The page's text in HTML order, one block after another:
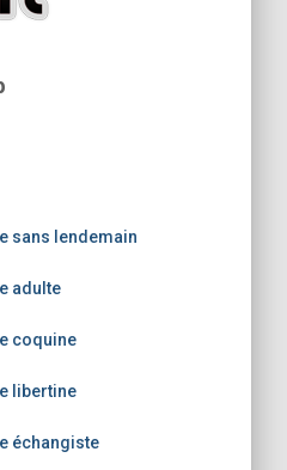
sans lendemain
adulte
coquine
libertine
échangiste